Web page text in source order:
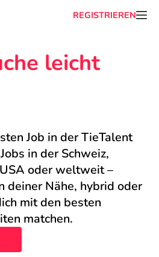
REGISTRIEREN
leicht
Job in der TieTalent
in der Schweiz,
oder weltweit –
deiner Nähe, hybrid oder
mit den besten
matchen.